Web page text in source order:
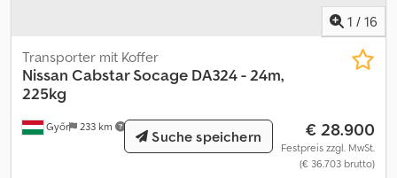
1 / 16
Győr 233 km
Transporter mit Koffer
Nissan Cabstar Socage DA324 - 24m,
225kg
€ 28.900
Festpreis zzgl. MwSt.
(€ 36.703 brutto)
Suche speichern